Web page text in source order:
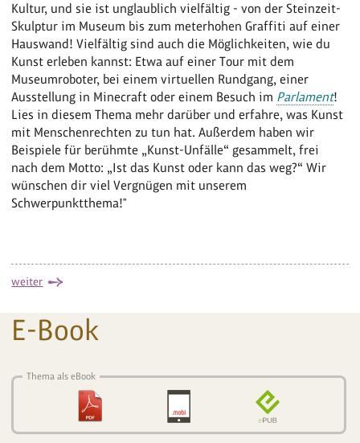
Kultur, und sie ist unglaublich vielfältig - von der Steinzeit-
Skulptur im Museum bis zum meterhohen Graffiti auf einer
Hauswand! Vielfältig sind auch die Möglichkeiten, wie du
Kunst erleben kannst: Etwa auf einer Tour mit dem
Museumroboter, bei einem virtuellen Rundgang, einer
Ausstellung in Minecraft oder einem Besuch im Parlament!
Lies in diesem Thema mehr darüber und erfahre, was Kunst
mit Menschenrechten zu tun hat. Außerdem haben wir
Beispiele für berühmte „Kunst-Unfälle“ gesammelt, frei
nach dem Motto: „Ist das Kunst oder kann das weg?“ Wir
wünschen dir viel Vergnügen mit unserem
Schwerpunktthema!"
weiter
E-Book
Thema als eBook